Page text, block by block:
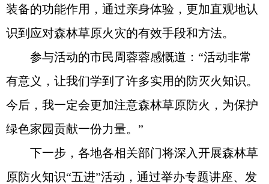
装备的功能作用，通过亲身体验，更加直观地认
识到应对森林草原火灾的有效手段和方法。
参与活动的市民周蓉蓉感慨道：“活动非常
有意义，让我们学到了许多实用的防灭火知识。
今后，我一定会更加注意森林草原防火，为保护
绿色家园贡献一份力量。”
下一步，各地各相关部门将深入开展森林草
原防火知识“五进”活动，通过举办专题讲座、发